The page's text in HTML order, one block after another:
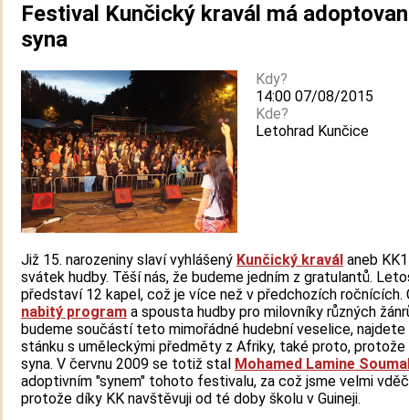
Festival Kunčický kravál má
syna
Kdy?
14:00 07/08/2015
Kde?
Letohrad Kunčice
Již 15. narozeniny slaví vyhlášený Kunčický kravál aneb
svátek hudby. Těší nás, že budeme jedním z gratulantů.
představí 12 kapel, což je více než v předchozích ročnících.
nabitý program a spousta hudby pro milovníky různých
budeme součástí teto mimořádné hudební veselice, najdete
stánku s uměleckými předměty z Afriky, také proto, protože
syna. V červnu 2009 se totiž stal Mohamed Lamine
adoptivním "synem" tohoto festivalu, za což jsme velmi
protože díky KK navštěvuji od té doby školu v Guineji.